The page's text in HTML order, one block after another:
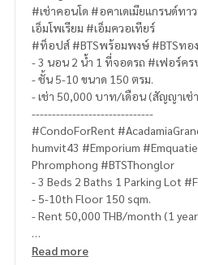
#เช่าคอนโด #อคาเดเมียแกรนด์ท
เอ็มโพเรียม #เอ็มควอเทียร์
#ท็อปส์ #BTSพร้อมพงษ์ #BTSทอ
- 3 นอน 2 น้ำ 1 ที่จอดรถ #เฟอร์ค
- ชั้น 5-10 ขนาด 150 ตรม.
- เช่า 50,000 บาท/เดือน (สัญญาเช่
------------------------------
#CondoForRent
humvit43 #Emporium
Phromphong #BTSThonglor
- 3 Beds 2 Baths 1 Parking Lot
- 5-10th Floor 150 sqm.
- Rent 50,000 THB/month (1
Location:https://
Read more